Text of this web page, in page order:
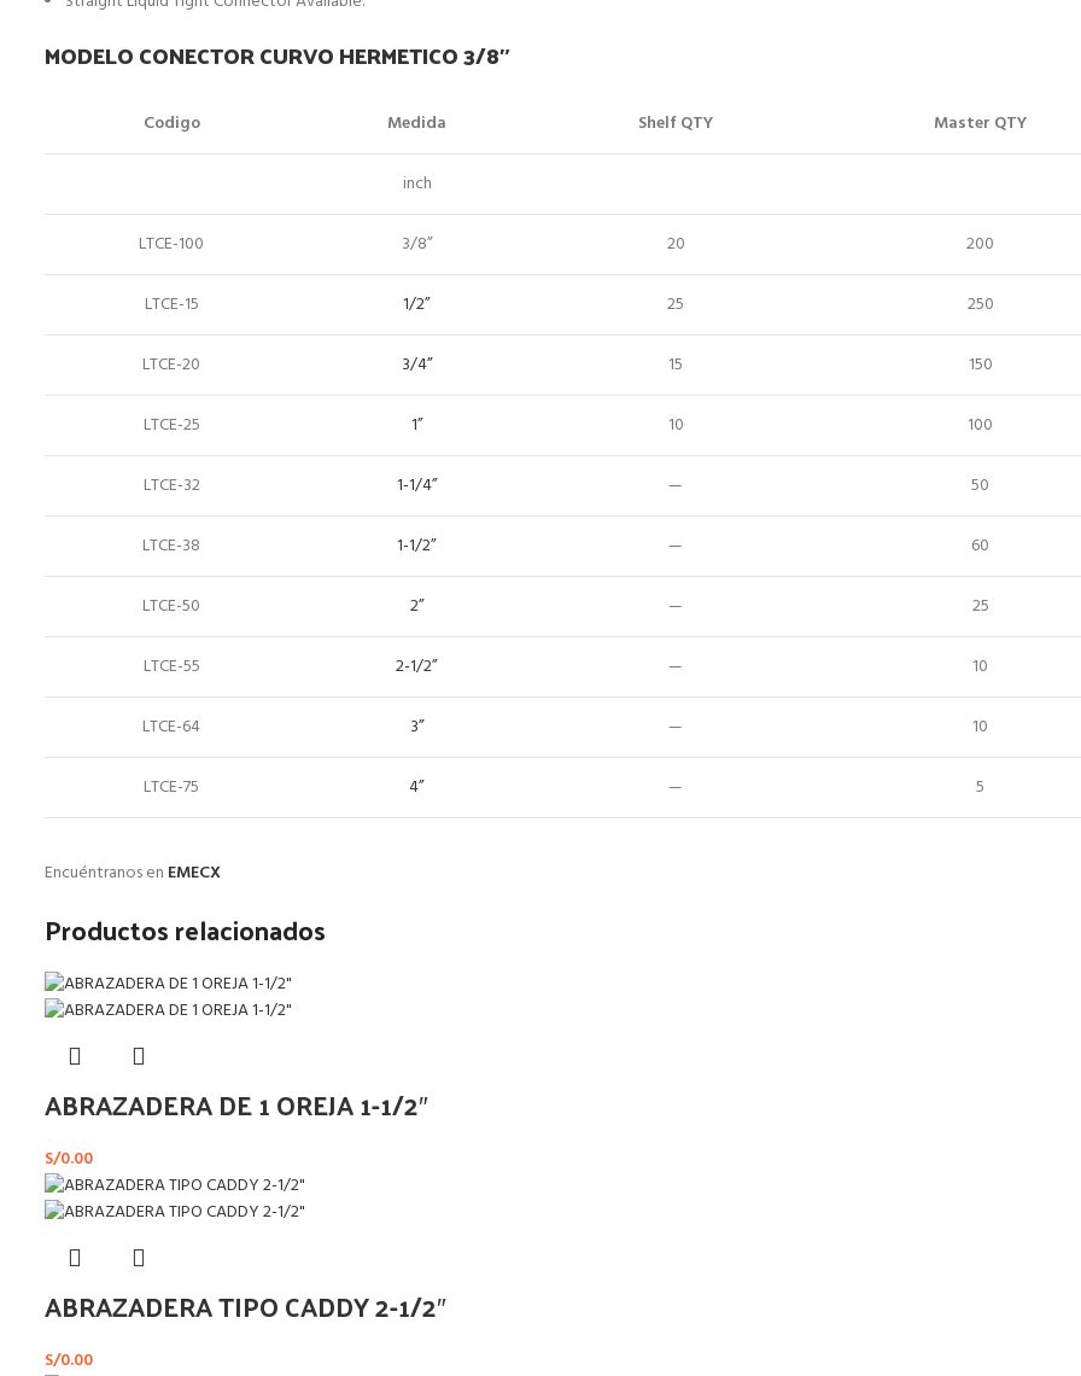
MODELO CONECTOR CURVO HERMETICO 3/8″
Codigo Medida Shelf QTY Master QTY
inch
LTCE-100 3/8” 20 200
LTCE-15 1/2” 25 250
LTCE-20 3/4” 15 150
LTCE-25 1” 10 100
LTCE-32 1-1/4” — 50
LTCE-38 1-1/2” — 60
LTCE-50 2” — 25
LTCE-55 2-1/2” — 10
LTCE-64 3” — 10
LTCE-75 4” — 5
Encuéntranos en EMECX
Productos relacionados
ABRAZADERA DE 1 OREJA 1-1/2″
S/0.00
ABRAZADERA TIPO CADDY 2-1/2″
S/0.00